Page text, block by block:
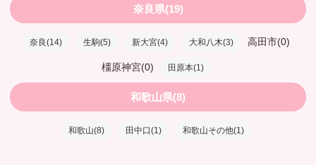
奈良県(19)
奈良(14) 生駒(5) 新大宮(4) 大和八木(3) 高田市(0)
橿原神宮(0) 田原本(1)
和歌山県(8)
和歌山(8) 田中口(1) 和歌山その他(1)